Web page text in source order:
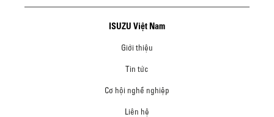
ISUZU Việt Nam
Giới thiệu
Tin tức
Cơ hội nghề nghiệp
Liên hệ